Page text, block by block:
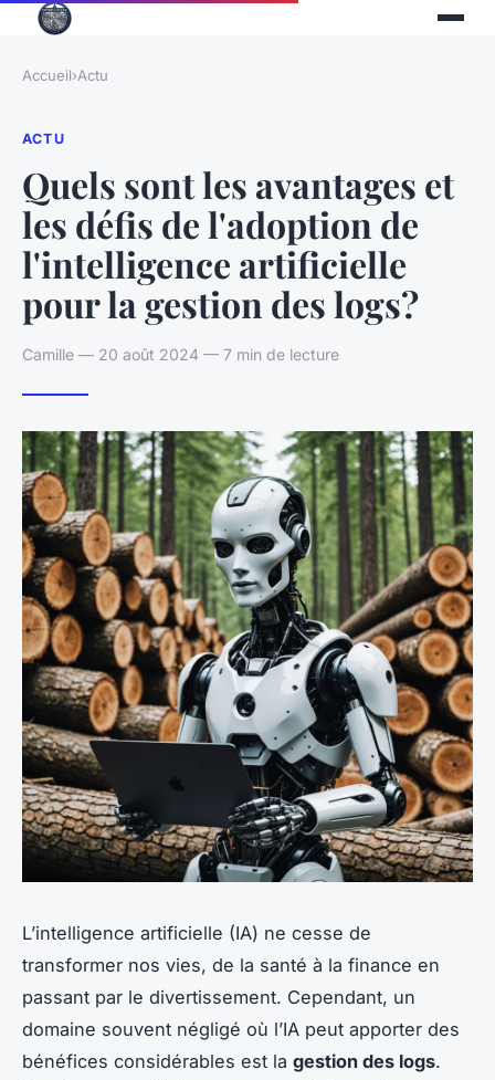
Accueil›Actu
ACTU
Quels sont les avantages et
les défis de l'adoption de
l'intelligence artificielle
pour la gestion des logs?
Camille — 20 août 2024 — 7 min de lecture
L’intelligence artificielle (IA) ne cesse de
transformer nos vies, de la santé à la finance en
passant par le divertissement. Cependant, un
domaine souvent négligé où l’IA peut apporter des
bénéfices considérables est la gestion des logs.